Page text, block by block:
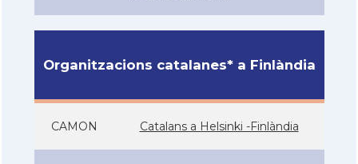
Organitzacions catalanes* a Finlàndia
CAMON Catalans a Helsinki -Finlàndia